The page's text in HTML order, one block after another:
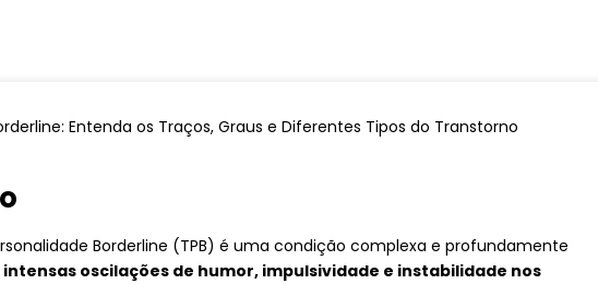
Borderline (TPB) é uma condição complexa e profundamente
intensas oscilações de humor, impulsividade e instabilidade nos